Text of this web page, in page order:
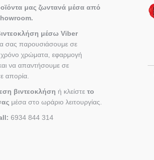
μας ζωντανά μέσα από
μέσω Viber
σας παρουσιάσουμε σε
χρώματα, εφαρμογή
να απαντήσουμε σε
απορία.
βιντεοκλήση ή κλείστε το
μέσα στο ωράριο λειτουργίας.
6934 844 314